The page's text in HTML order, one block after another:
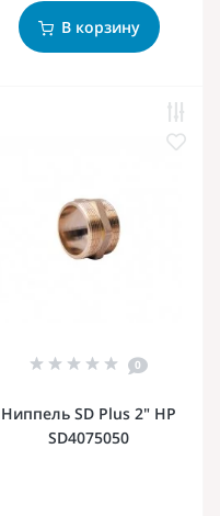
В корзину
0
Ниппель SD Plus 2" НР
SD4075050